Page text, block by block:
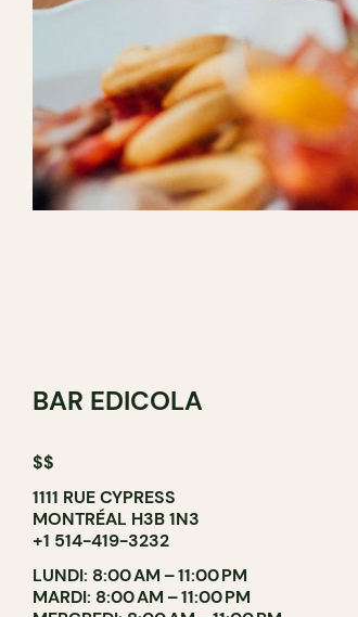
BAR EDICOLA
$$
1111 RUE CYPRESS
MONTRÉAL H3B 1N3
+1 514-419-3232
LUNDI: 8:00 AM – 11:00 PM
MARDI: 8:00 AM – 11:00 PM